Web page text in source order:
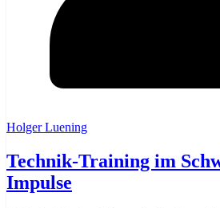
Holger Luening
Technik-Training im
Impulse